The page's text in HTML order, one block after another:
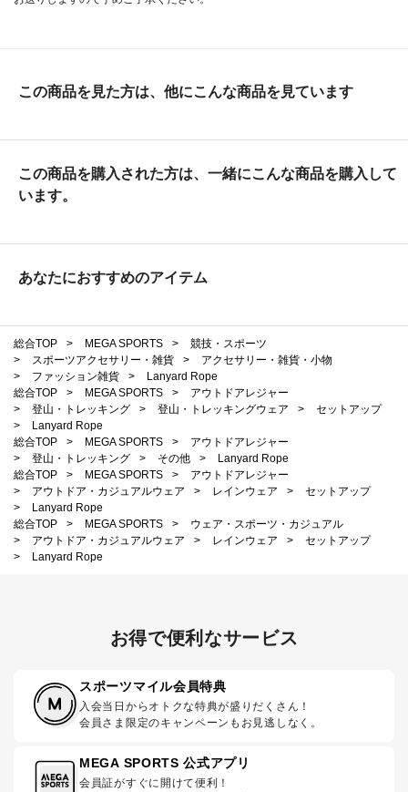
この商品を見た方は、他にこんな商品を見ています
この商品を購入された方は、一緒にこんな商品を購入して
います。
あなたにおすすめのアイテム
総合TOP > MEGA SPORTS >
競技・スポーツ
>
スポーツアクセサリー・雑貨 >
アクセサリー・雑貨・小物
>
ファッション雑貨 >
Lanyard Rope
総合TOP
> MEGA SPORTS >
アウトドアレジャー
>
登山・トレッキング > 登山・トレッキングウェア >
セットアップ
>
Lanyard Rope
総合TOP
> MEGA SPORTS >
アウトドアレジャー
>
登山・トレッキング > その他 >
Lanyard Rope
総合TOP
> MEGA SPORTS >
アウトドアレジャー
>
アウトドア・カジュアルウェア > レインウェア >
セットアップ
>
Lanyard Rope
総合TOP
> MEGA SPORTS >
ウェア・スポーツ・カジュアル
>
アウトドア・カジュアルウェア > レインウェア >
セットアップ
>
Lanyard Rope
お得で便利なサービス
スポーツマイル会員特典
入会当日からオトクな特典が盛りだくさん！
会員さま限定のキャンペーンもお見逃しなく。
MEGA SPORTS 公式アプリ
会員証がすぐに開けて便利！